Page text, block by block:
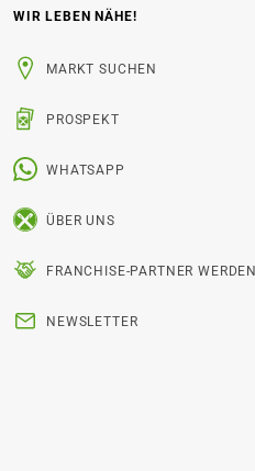
WIR LEBEN NÄHE!
MARKT SUCHEN
PROSPEKT
WHATSAPP
ÜBER UNS
FRANCHISE-PARTNER WERDEN
NEWSLETTER